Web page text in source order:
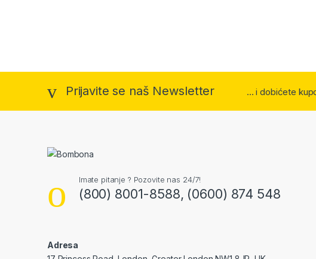
Prijavite se naš Newsletter ... i dobićete
Imate pitanje ? Pozovite nas 24/7!
(800) 8001-8588, (0600) 874 548
Adresa